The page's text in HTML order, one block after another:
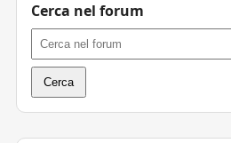
Cerca nel forum
Cerca